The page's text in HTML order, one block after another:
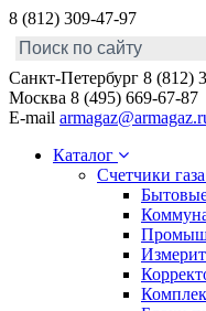
8 (812) 309-47-97
Санкт-Петербург 8 (812)
Москва 8 (495) 669-67-87
E-mail
Каталог
Счетчики